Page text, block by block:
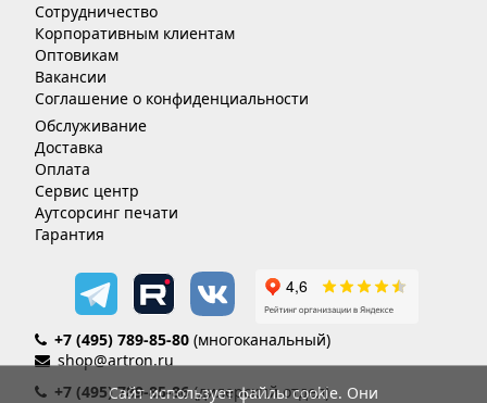
Сотрудничество
Корпоративным клиентам
Оптовикам
Вакансии
Соглашение о конфиденциальности
Обслуживание
Доставка
Оплата
Сервис центр
Аутсорсинг печати
Гарантия
+7 (495) 789-85-80 (многоканальный)
shop@artron.ru
+7 (495) 789-85-86(дилерский отдел)
Сайт использует файлы cookie. Они